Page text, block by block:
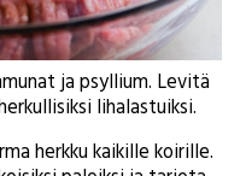
ja psyllium. Levitä
lihalastuiksi.
herkku kaikille koirille.